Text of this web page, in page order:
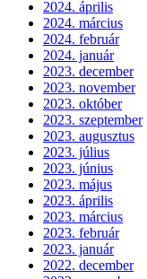
2024. április
2024. március
2024. február
2024. január
2023. december
2023. november
2023. október
2023. szeptember
2023. augusztus
2023. július
2023. június
2023. május
2023. április
2023. március
2023. február
2023. január
2022. december